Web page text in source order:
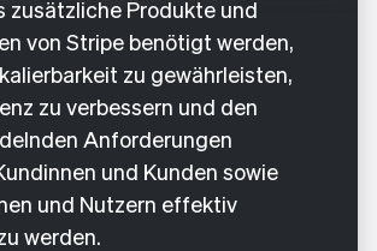
zusätzliche Produkte und
von Stripe benötigt werden,
zu gewährleisten,
zu verbessern und den
Anforderungen
und Kunden sowie
und Nutzern effektiv
werden.